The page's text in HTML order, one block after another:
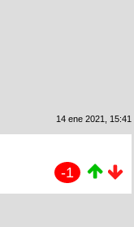
14 ene 2021, 15:41
-1